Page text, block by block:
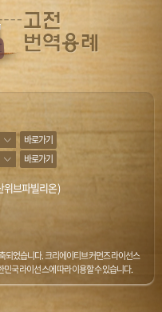
바로가기
바로가기
위브파빌리온)
되었습니다. 크리에이티브 커먼즈 라이선스
국 라이선스에 따라 이용할 수 있습니다.